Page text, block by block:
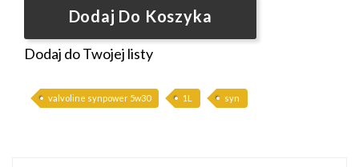
Dodaj Do Koszyka
Dodaj do Twojej listy
valvoline synpower 5w30 1L syn